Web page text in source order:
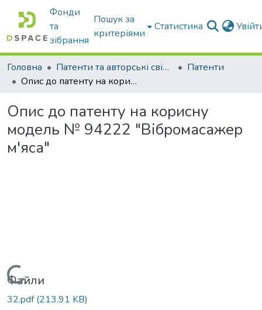
Фонди
та
зібрання
Пошук за
критеріями
Статистика
Головна Патенти та авторські свідоцтва
Патенти
Опис до патенту на корисну модель № 94222 "Вібромасажер м'яса"
Опис до патенту на корисну
модель № 94222 "Вібромасажер
м'яса"
Вантажиться...
Файли
32.pdf(213.91 KB)